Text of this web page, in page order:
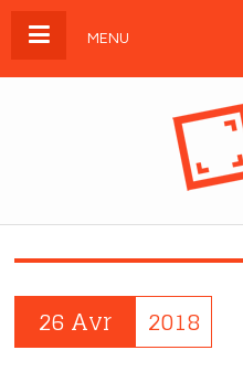
MENU
26 Avr 2018